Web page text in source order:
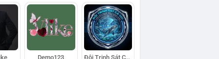
Demo123 Đội Trinh Sát Cá Voi